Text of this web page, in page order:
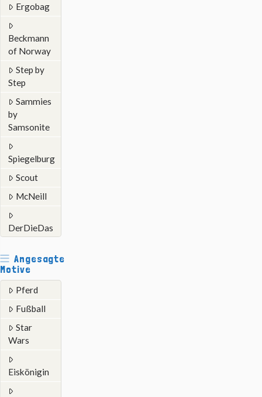
Ergobag
Beckmann
of Norway
Step by
Step
Sammies
by
Samsonite
Spiegelburg
Scout
McNeill
DerDieDas
Angesagte
Motive
Pferd
Fußball
Star
Wars
Eiskönigin